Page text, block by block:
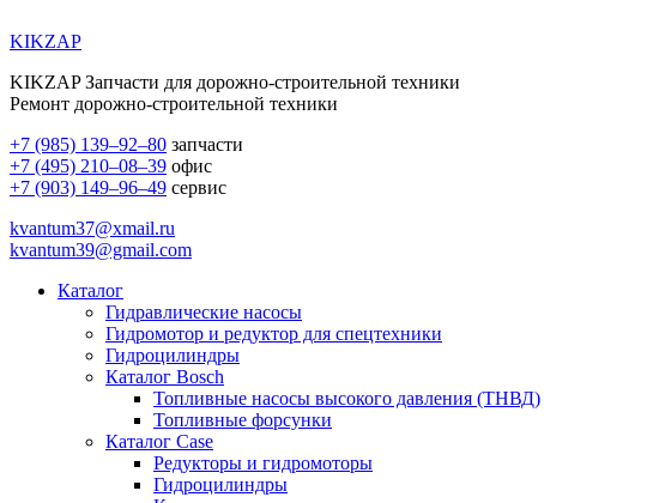
KIKZAP
KIKZAP Запчасти для дорожно-строительной техники
Ремонт дорожно-строительной техники
+7 (985) 139–92–80 запчасти
+7 (495) 210–08–39 офис
+7 (903) 149–96–49 сервис
kvantum37@xmail.ru
kvantum39@gmail.com
Каталог
Гидравлические насосы
Гидромотор и редуктор для спецтехники
Гидроцилиндры
Каталог Bosch
Топливные насосы высокого давления (ТНВД)
Топливные форсунки
Каталог Case
Редукторы и гидромоторы
Гидроцилиндры